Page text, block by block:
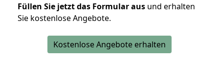
Füllen Sie jetzt das Formular aus und erhalten
Sie kostenlose Angebote.
Kostenlose Angebote erhalten